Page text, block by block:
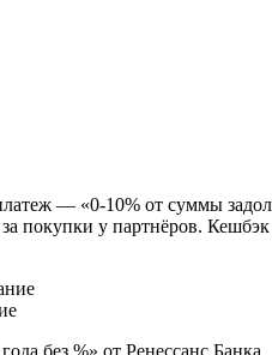
— «0-10% от суммы
покупки у партнёров.